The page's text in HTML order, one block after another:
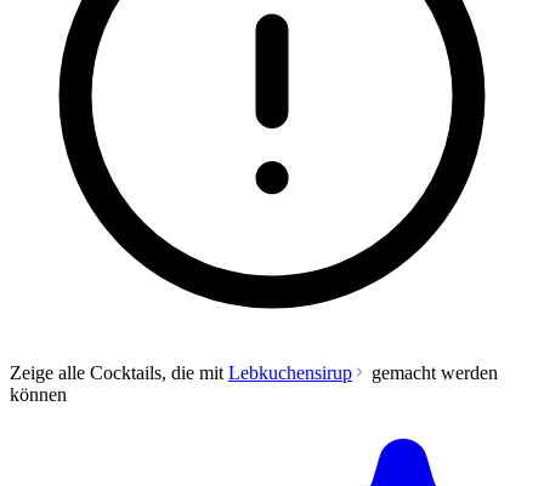
Zeige alle Cocktails, die mit Lebkuchensirup
gemacht werden
können